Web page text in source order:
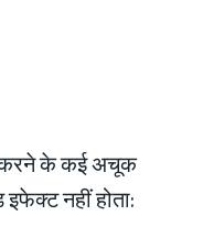
करने के कई अचूक
नहीं होता: